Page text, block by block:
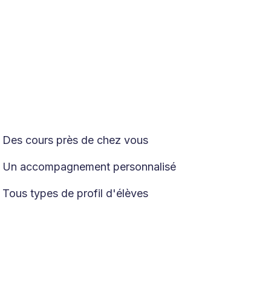
Des cours près de chez vous
Un accompagnement personnalisé
Tous types de profil d'élèves